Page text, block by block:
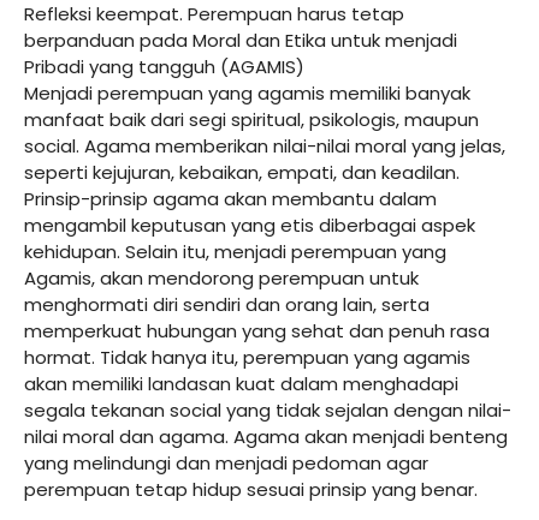
Refleksi keempat. Perempuan harus tetap
berpanduan pada Moral dan Etika untuk menjadi
Pribadi yang tangguh (AGAMIS)
Menjadi perempuan yang agamis memiliki banyak
manfaat baik dari segi spiritual, psikologis, maupun
social. Agama memberikan nilai-nilai moral yang jelas,
seperti kejujuran, kebaikan, empati, dan keadilan.
Prinsip-prinsip agama akan membantu dalam
mengambil keputusan yang etis diberbagai aspek
kehidupan. Selain itu, menjadi perempuan yang
Agamis, akan mendorong perempuan untuk
menghormati diri sendiri dan orang lain, serta
memperkuat hubungan yang sehat dan penuh rasa
hormat. Tidak hanya itu, perempuan yang agamis
akan memiliki landasan kuat dalam menghadapi
segala tekanan social yang tidak sejalan dengan nilai-
nilai moral dan agama. Agama akan menjadi benteng
yang melindungi dan menjadi pedoman agar
perempuan tetap hidup sesuai prinsip yang benar.